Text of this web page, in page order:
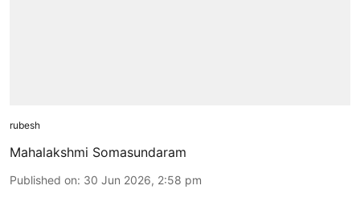
rubesh
Mahalakshmi Somasundaram
Published on: 30 Jun 2026, 2:58 pm